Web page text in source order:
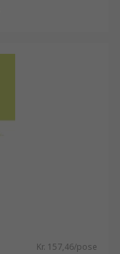
Kr. 157,46/pose